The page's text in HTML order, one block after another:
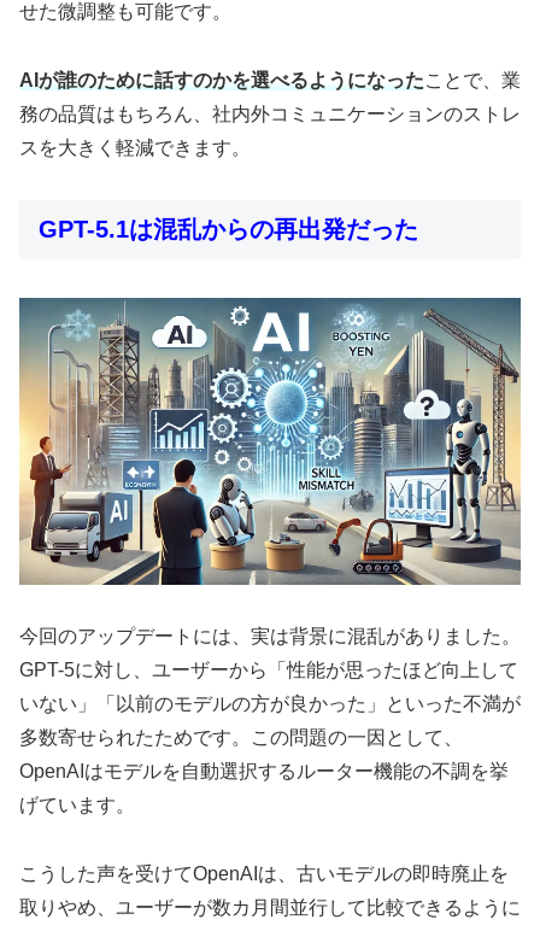
せた微調整も可能です。
AIが誰のために話すのかを選べるようになったことで、業
務の品質はもちろん、社内外コミュニケーションのストレ
スを大きく軽減できます。
GPT-5.1は混乱からの再出発だった
今回のアップデートには、実は背景に混乱がありました。
GPT-5に対し、ユーザーから「性能が思ったほど向上して
いない」「以前のモデルの方が良かった」といった不満が
多数寄せられたためです。この問題の一因として、
OpenAIはモデルを自動選択するルーター機能の不調を挙
げています。
こうした声を受けてOpenAIは、古いモデルの即時廃止を
取りやめ、ユーザーが数カ月間並行して比較できるように